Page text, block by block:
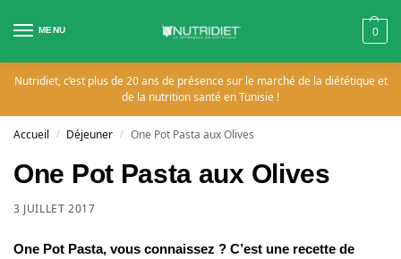
MENU 0
Nutridiet, c’est plus de 20 ans de présence sur le marché de la diététique et
de la nutrition santé en Tunisie !
Accueil / Déjeuner / One Pot Pasta aux Olives
One Pot Pasta aux Olives
3 JUILLET 2017
One Pot Pasta, vous connaissez ? C’est une recette de